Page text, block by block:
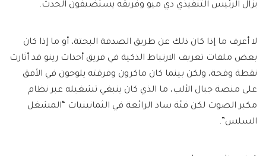
يزال الرئيس التنفيذي دي ميو وفريقه يستضيفون الحدث.
لا أعرف ما إذا كان ذلك عن طريق الصدفة البحتة، أو ما إذا كان
بعض ملفات تعريف الارتباط الذكية في فريق أحداث رينو قد أثارت
نقطة وقحة، ولكن بينما كان ماكرون وفرقته يلوحون في الأفق
على منصة جبال الألب، ما الذي كان ينبغي تشغيله عبر نظام
مكبر الصوت لكن فئة ساد الرائعة في الثمانينيات “المشغل
السلس”.